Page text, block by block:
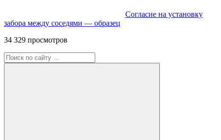
Согласие на установку
забора между соседями — образец
34 329 просмотров